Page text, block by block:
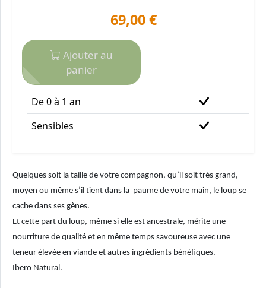
69,00 €
Ajouter au
panier
De 0 à 1 an
Sensibles
Quelques soit la taille de votre compagnon, qu’il soit très grand,
moyen ou même s’il tient dans la paume de votre main, le loup se
cache dans ses gènes.
Et cette part du loup, même si elle est ancestrale, mérite une
nourriture de qualité et en même temps savoureuse avec une
teneur élevée en viande et autres ingrédients bénéfiques.
Ibero Natural.